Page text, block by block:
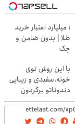
۱ میلیارد اعتبار خرید
طلا | بدون ضامن و
چک
با این روش توی
خونه،سفیدی و زیبایی
دندوناتو برگردون
(40%off)